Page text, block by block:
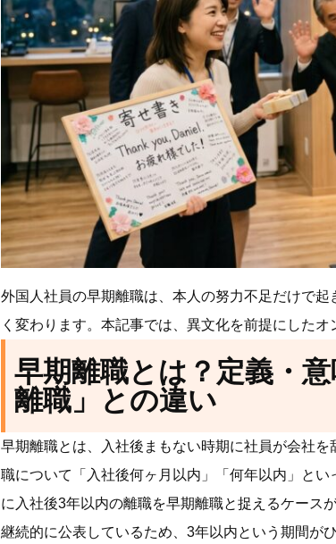
外国人社員の早期離職は、本人の努力不足だけで
く変わります。本記事では、異文化を前提にしたオ
早期離職とは？定義・
離職」との違い
早期離職とは、入社後まもない時期に社員が会社
職について「入社後何ヶ月以内」「何年以内」と
に入社後3年以内の離職を早期離職と捉えるケース
継続的に公表しているため、3年以内という期間が